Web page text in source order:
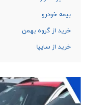
بیمه خودرو
خرید از گروه بهمن
خرید از سایپا